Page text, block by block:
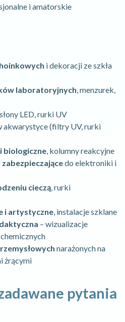
i amatorskie
i dekoracji ze szkła
laboratoryjnych, menzurek,
LED, rurki UV
akwarystyce (filtry UV, rurki
biologiczne, kolumny reakcyjne
do elektroniki i
cieczą, rurki
i artystyczne, instalacje szklane
– wizualizacje
narażonych na
żrącymi
pytania